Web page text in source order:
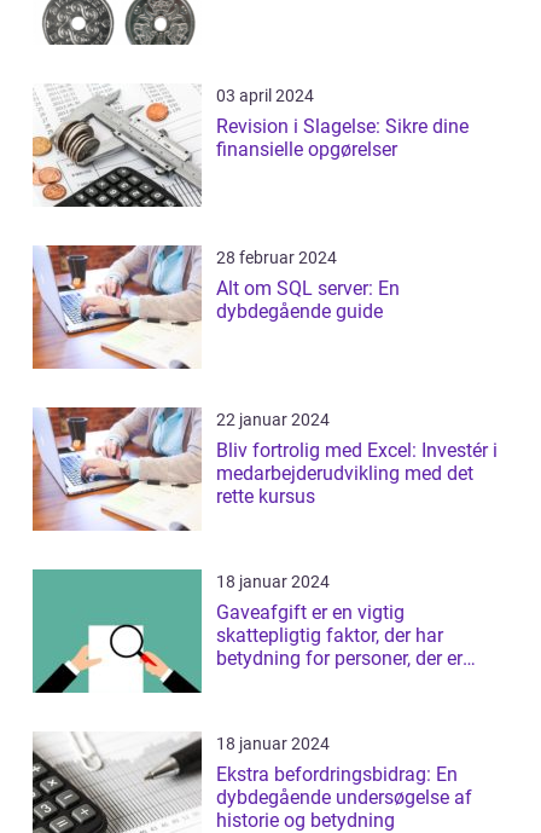
03 april 2024
Revision i Slagelse: Sikre dine
finansielle opgørelser
28 februar 2024
Alt om SQL server: En
dybdegående guide
22 januar 2024
Bliv fortrolig med Excel: Investér i
medarbejderudvikling med det
rette kursus
18 januar 2024
Gaveafgift er en vigtig
skattepligtig faktor, der har
betydning for personer, der er
18 januar 2024
Ekstra befordringsbidrag: En
dybdegående undersøgelse af
historie og betydning